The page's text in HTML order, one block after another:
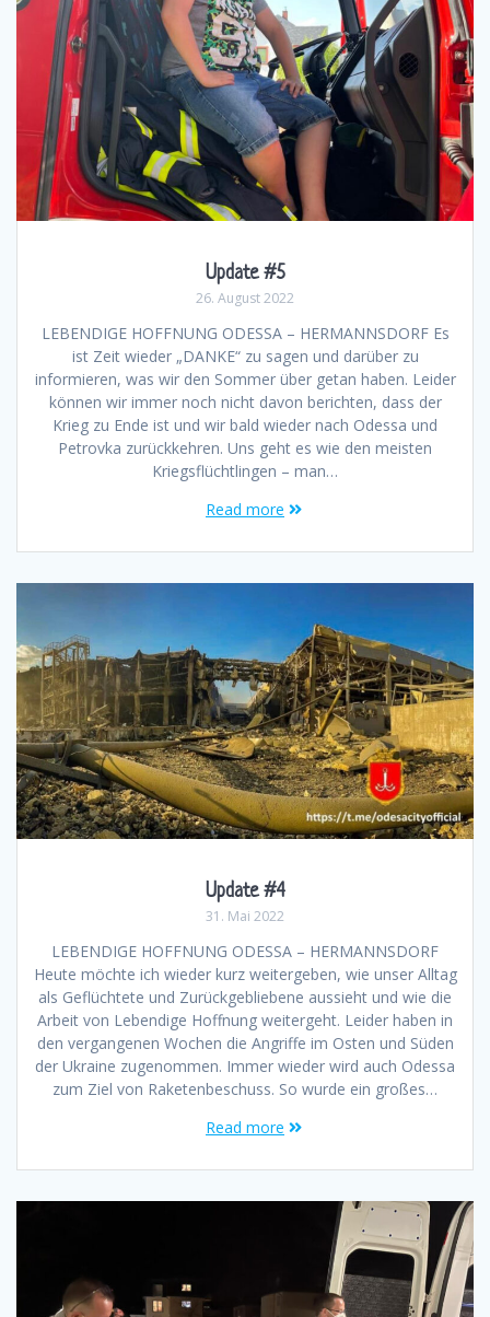
Update #5
26. August 2022
LEBENDIGE HOFFNUNG ODESSA – HERMANNSDORF Es
ist Zeit wieder „DANKE“ zu sagen und darüber zu
informieren, was wir den Sommer über getan haben. Leider
können wir immer noch nicht davon berichten, dass der
Krieg zu Ende ist und wir bald wieder nach Odessa und
Petrovka zurückkehren. Uns geht es wie den meisten
Kriegsflüchtlingen – man…
Read more
Update #4
31. Mai 2022
LEBENDIGE HOFFNUNG ODESSA – HERMANNSDORF
Heute möchte ich wieder kurz weitergeben, wie unser Alltag
als Geflüchtete und Zurückgebliebene aussieht und wie die
Arbeit von Lebendige Hoffnung weitergeht. Leider haben in
den vergangenen Wochen die Angriffe im Osten und Süden
der Ukraine zugenommen. Immer wieder wird auch Odessa
zum Ziel von Raketenbeschuss. So wurde ein großes…
Read more